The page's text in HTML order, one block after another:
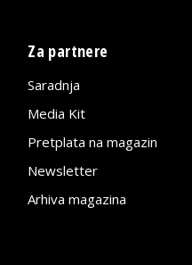
Za partnere
Saradnja
Media Kit
Pretplata na magazin
Newsletter
Arhiva magazina